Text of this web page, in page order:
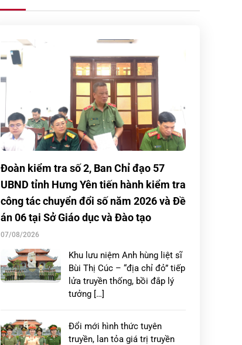
Đoàn kiểm tra số 2, Ban Chỉ đạo 57
UBND tỉnh Hưng Yên tiến hành kiểm tra
công tác chuyển đổi số năm 2026 và Đề
án 06 tại Sở Giáo dục và Đào tạo
07/08/2026
Khu lưu niệm Anh hùng liệt sĩ
Bùi Thị Cúc – “địa chỉ đỏ” tiếp
lửa truyền thống, bồi đắp lý
tưởng […]
Đổi mới hình thức tuyên
truyền, lan tỏa giá trị truyền